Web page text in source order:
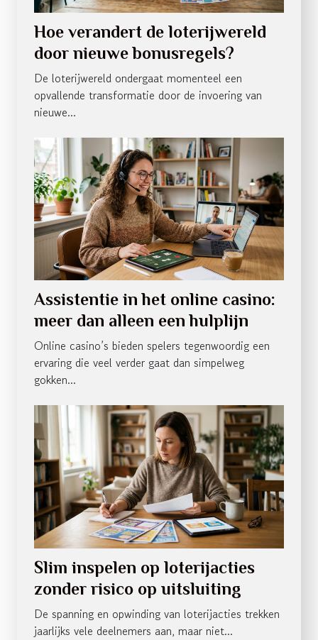
Hoe verandert de loterijwereld
door nieuwe bonusregels?
De loterijwereld ondergaat momenteel een
opvallende transformatie door de invoering van
nieuwe...
Assistentie in het online casino:
meer dan alleen een hulplijn
Online casino’s bieden spelers tegenwoordig een
ervaring die veel verder gaat dan simpelweg
gokken...
Slim inspelen op loterijacties
zonder risico op uitsluiting
De spanning en opwinding van loterijacties trekken
jaarlijks vele deelnemers aan, maar niet...